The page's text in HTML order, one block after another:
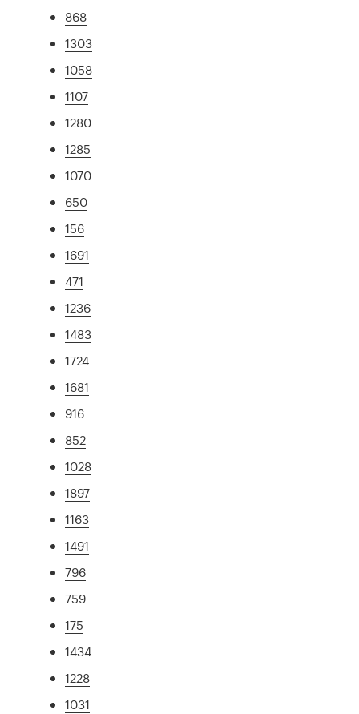
868
1303
1058
1107
1280
1285
1070
650
156
1691
471
1236
1483
1724
1681
916
852
1028
1897
1163
1491
796
759
175
1434
1228
1031